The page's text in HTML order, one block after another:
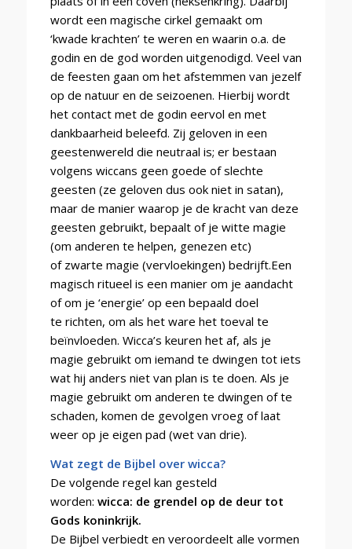
wordt een magische cirkel gemaakt om
‘kwade krachten’ te weren en waarin o.a. de
godin en de god worden uitgenodigd. Veel van
de feesten gaan om het afstemmen van jezelf
op de natuur en de seizoenen. Hierbij wordt
het contact met de godin eervol en met
dankbaarheid beleefd. Zij geloven in een
geestenwereld die neutraal is; er bestaan
volgens wiccans geen goede of slechte
geesten (ze geloven dus ook niet in satan),
maar de manier waarop je de kracht van deze
geesten gebruikt, bepaalt of je witte magie
(om anderen te helpen, genezen etc)
of zwarte magie (vervloekingen) bedrijft.Een
magisch ritueel is een manier om je aandacht
of om je ‘energie’ op een bepaald doel
te richten, om als het ware het toeval te
beïnvloeden. Wicca’s keuren het af, als je
magie gebruikt om iemand te dwingen tot iets
wat hij anders niet van plan is te doen. Als je
magie gebruikt om anderen te dwingen of te
schaden, komen de gevolgen vroeg of laat
weer op je eigen pad (wet van drie).
Wat zegt de Bijbel over wicca?
De volgende regel kan gesteld
worden: wicca: de grendel op de deur tot
Gods koninkrijk.
De Bijbel verbiedt en veroordeelt alle vormen